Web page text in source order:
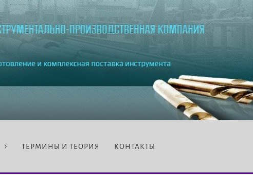
ТЕРМИНЫ И ТЕОРИЯ КОНТАКТЫ